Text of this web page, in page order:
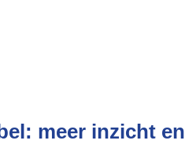
meer inzicht